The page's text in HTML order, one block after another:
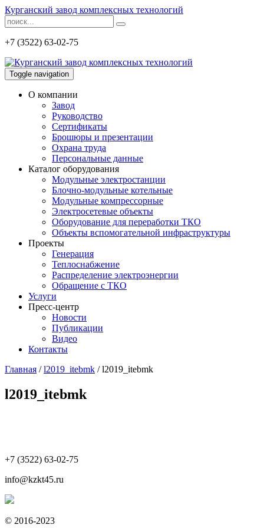
Курганский завод комплексных технологий
+7 (3522) 63-02-75
Toggle navigation
О компании
Завод
Руководство
Сертификаты
Брошюры и презентации
Охрана труда
Персональные данные
Каталог оборудования
Модульные электростанции
Блочно-модульные котельные
Модульные компрессорные
Электросетевые объекты
Оборудование для переработки ТКО
Объекты вспомогательной инфраструктуры
Проекты
Генерация
Теплоснабжение
Распределение электроэнергии
Обращение с ТКО
Услуги
Пресс-центр
Новости
Публикации
Видео
Контакты
Главная / l2019_itebmk / l2019_itebmk
l2019_itebmk
+7 (3522) 63-02-75
info@kzkt45.ru
© 2016-2023